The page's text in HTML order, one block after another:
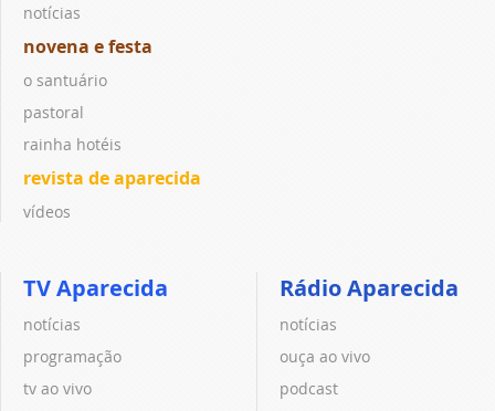
notícias
novena e festa
o santuário
pastoral
rainha hotéis
revista de aparecida
vídeos
TV Aparecida
notícias
programação
tv ao vivo
Rádio Aparecida
notícias
ouça ao vivo
podcast